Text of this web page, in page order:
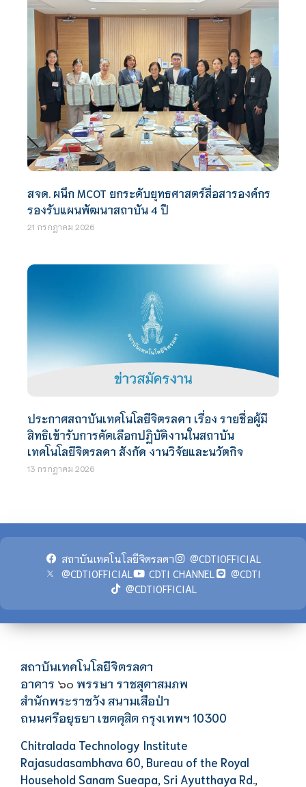
สจด. ผนึก MCOT ยกระดับยุทธศาสตร์สื่อสารองค์กร
รองรับแผนพัฒนาสถาบัน 4 ปี
21 กรกฎาคม 2026
ประกาศสถาบันเทคโนโลยีจิตรลดา เรื่อง รายชื่อผู้มี
สิทธิเข้ารับการคัดเลือกปฏิบัติงานในสถาบัน
เทคโนโลยีจิตรลดา สังกัด งานวิจัยและนวัตกิจ
13 กรกฎาคม 2026
สถาบันเทคโนโลยีจิตรลดา
@CDTIOFFICIAL
@CDTIOFFICIAL
CDTI CHANNEL
@CDTI
@CDTIOFFICIAL
สถาบันเทคโนโลยีจิตรลดา
อาคาร ๖๐ พรรษา ราชสุดาสมภพ
สำนักพระราชวัง สนามเสือป่า
ถนนศรีอยุธยา เขตดุสิต กรุงเทพฯ 10300
Chitralada Technology Institute
Rajasudasambhava 60, Bureau of the Royal
Household Sanam Sueapa, Sri Ayutthaya Rd.,